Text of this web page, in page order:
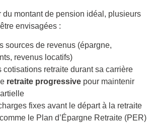
du montant de pension idéal, plusieurs
envisagées :
sources de revenus (épargne,
revenus locatifs)
cotisations retraite durant sa carrière
retraite progressive pour maintenir
fixes avant le départ à la retraite
le Plan d’Épargne Retraite (PER)